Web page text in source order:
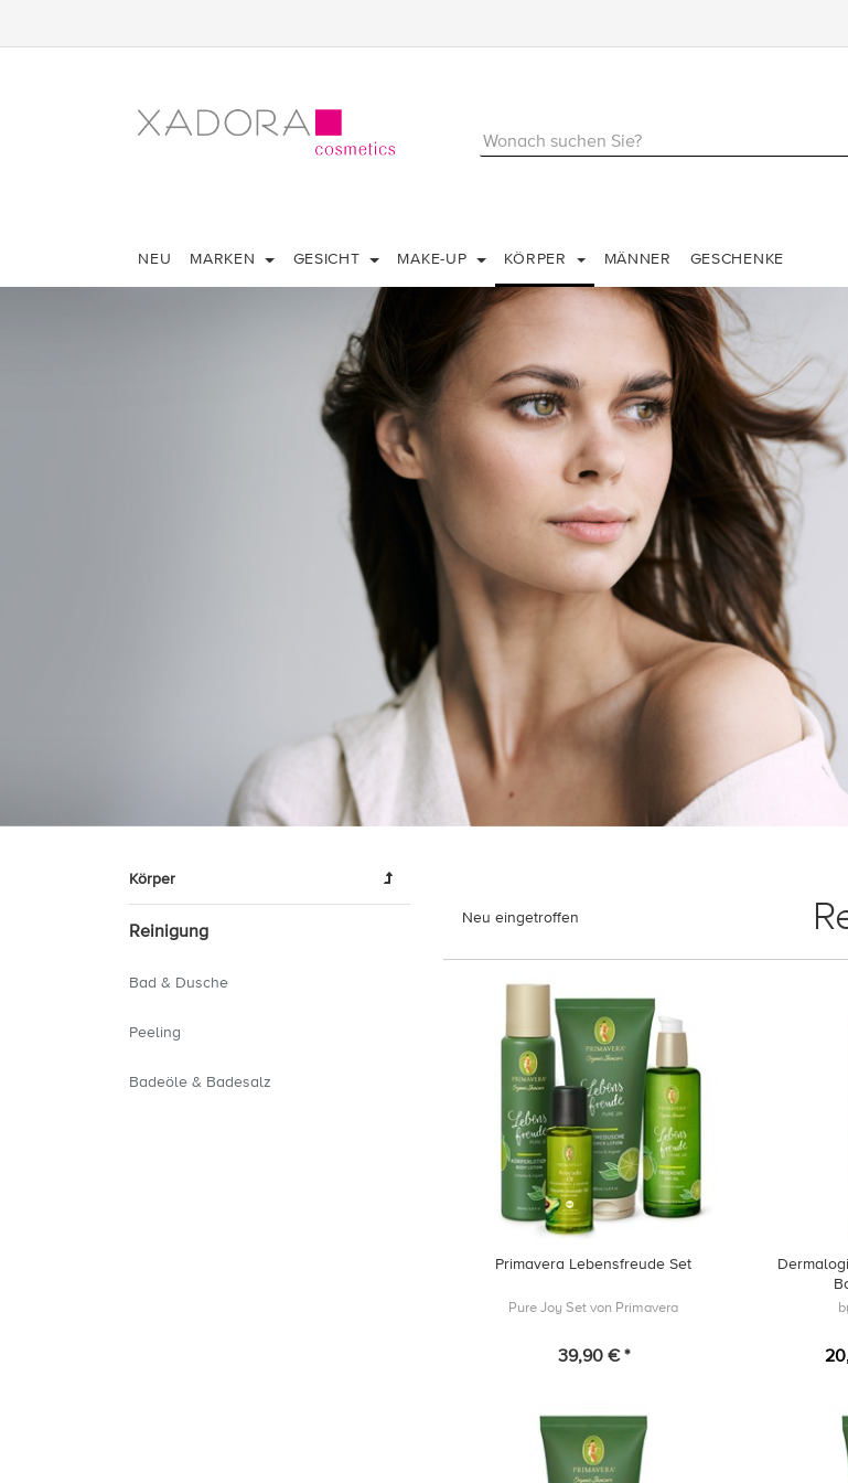
NEU MARKEN GESICHT MAKE-UP KÖRPER MÄNNER GESCHENKE
Körper
Reinigung
Bad & Dusche
Peeling
Badeöle & Badesalz
Neu eingetroffen
Primavera Lebensfreude Set
Pure Joy Set von Primavera
39,90 € *